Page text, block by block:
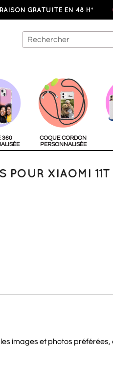
GRATUITE EN 48 H*
360
COQUE CORDON
PERSONNALISÉE
POUR XIAOMI 11T
images et photos